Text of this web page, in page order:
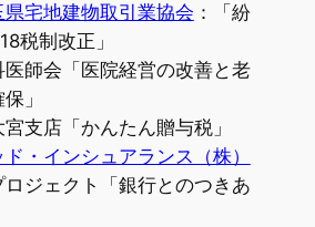
県宅地建物取引業協会 ：「紛
税制改正」
師会「医院経営の改善と老
」
支店「かんたん贈与税」
・インシュアランス（株）
ジェクト「銀行とのつきあ